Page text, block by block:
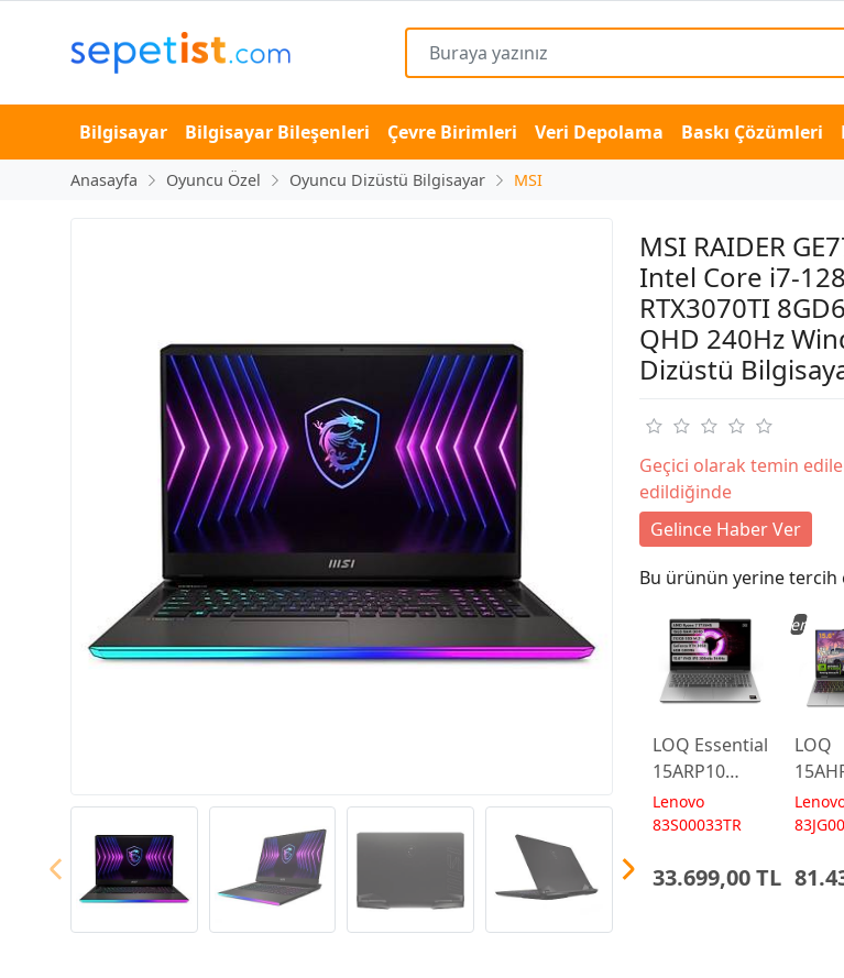
Bilgisayar Bilgisayar Bileşenleri Çevre Birimleri Veri Depolama Baskı Çözümleri
Anasayfa Oyuncu Özel Oyuncu Dizüstü Bilgisayar MSI
MSI RAIDER
Intel Core i7-
RTX3070TI
QHD 240Hz
Dizüstü
Geçici olarak temin
edildiğinde
Gelince Haber Ver
Bu ürünün yerine
LOQ Essential
15ARP10
AMD Ryzen 7
7735HS 16GB
RTX3050 15.6
Lenovo
83S00033TR
33.699,00 TL
LOQ
AMD
250
IPS
Yeni